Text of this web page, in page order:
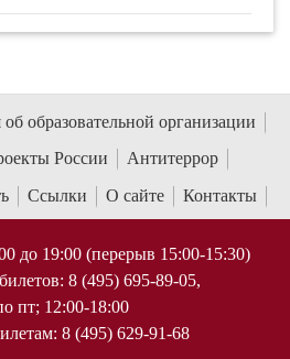
образовательной организации
России
Антитеррор
Ссылки О сайте Контакты
до 19:00 (перерыв 15:00-15:30)
8 (495) 695-89-05,
пт; 12:00-18:00
8 (495) 629-91-68